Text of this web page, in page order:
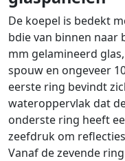
De koepel is bedekt
bdie van binnen naar
mm gelamineerd
spouw en ongeveer
eerste ring bevindt
wateroppervlak dat
onderste ring heeft
zeefdruk om
Vanaf de zevende